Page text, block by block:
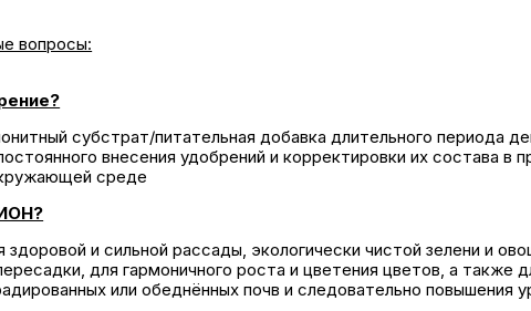
вопросы:
субстрат/питательная добавка длительного периода
внесения удобрений и корректировки их состава в
среде
и сильной рассады, экологически чистой зелени и
для гармоничного роста и цветения цветов, а также
или обеднённых почв и следовательно повышения